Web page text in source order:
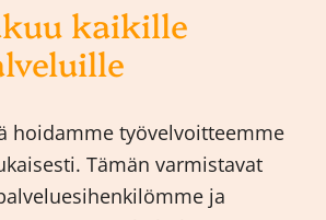
kaikille
hoidamme työvelvoitteemme
Tämän varmistavat
ja